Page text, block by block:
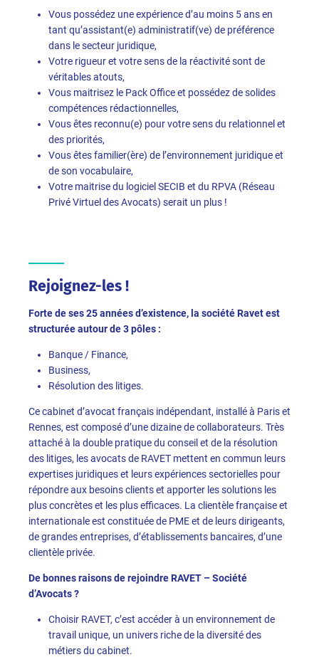
Vous possédez une expérience d’au moins 5 ans en
tant qu’assistant(e) administratif(ve) de préférence
dans le secteur juridique,
Votre rigueur et votre sens de la réactivité sont de
véritables atouts,
Vous maitrisez le Pack Office et possédez de solides
compétences rédactionnelles,
Vous êtes reconnu(e) pour votre sens du relationnel et
des priorités,
Vous êtes familier(ère) de l’environnement juridique et
de son vocabulaire,
Votre maitrise du logiciel SECIB et du RPVA (Réseau
Privé Virtuel des Avocats) serait un plus !
Rejoignez-les !
Forte de ses 25 années d’existence, la société Ravet est
structurée autour de 3 pôles :
Banque / Finance,
Business,
Résolution des litiges.
Ce cabinet d’avocat français indépendant, installé à Paris et
Rennes, est composé d’une dizaine de collaborateurs. Très
attaché à la double pratique du conseil et de la résolution
des litiges, les avocats de RAVET mettent en commun leurs
expertises juridiques et leurs expériences sectorielles pour
répondre aux besoins clients et apporter les solutions les
plus concrètes et les plus efficaces. La clientèle française et
internationale est constituée de PME et de leurs dirigeants,
de grandes entreprises, d’établissements bancaires, d’une
clientèle privée.
De bonnes raisons de rejoindre RAVET – Société
d’Avocats ?
Choisir RAVET, c’est accéder à un environnement de
travail unique, un univers riche de la diversité des
métiers du cabinet.